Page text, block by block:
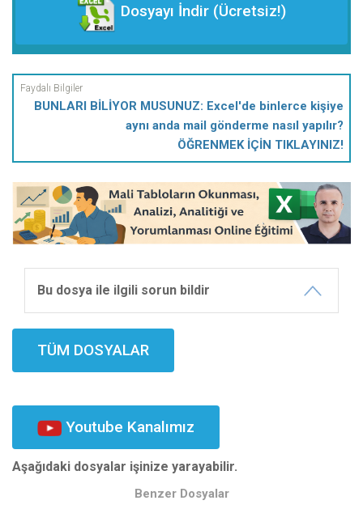
Dosyayı İndir (Ücretsiz!)
BUNLARI BİLİYOR MUSUNUZ: Excel'de binlerce kişiye
aynı anda mail gönderme nasıl yapılır?
ÖĞRENMEK İÇİN TIKLAYINIZ!
Bu dosya ile ilgili sorun bildir
TÜM DOSYALAR
Youtube Kanalımız
Aşağıdaki dosyalar işinize yarayabilir.
Benzer Dosyalar